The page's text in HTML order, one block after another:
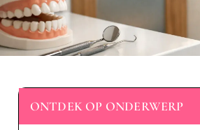
ONTDEK OP ONDERWERP